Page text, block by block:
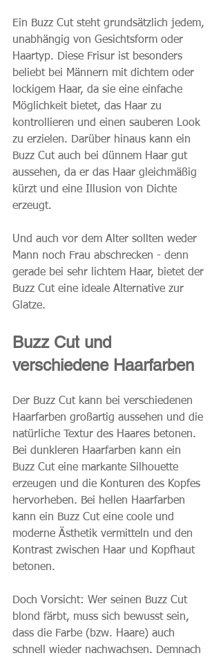
Ein Buzz Cut steht grundsätzlich jedem,
unabhängig von Gesichtsform oder
Haartyp. Diese Frisur ist besonders
beliebt bei Männern mit dichtem oder
lockigem Haar, da sie eine einfache
Möglichkeit bietet, das Haar zu
kontrollieren und einen sauberen Look
zu erzielen. Darüber hinaus kann ein
Buzz Cut auch bei dünnem Haar gut
aussehen, da er das Haar gleichmäßig
kürzt und eine Illusion von Dichte
erzeugt.
Und auch vor dem Alter sollten weder
Mann noch Frau abschrecken - denn
gerade bei sehr lichtem Haar, bietet der
Buzz Cut eine ideale Alternative zur
Glatze.
Buzz Cut und
verschiedene Haarfarben
Der Buzz Cut kann bei verschiedenen
Haarfarben großartig aussehen und die
natürliche Textur des Haares betonen.
Bei dunkleren Haarfarben kann ein
Buzz Cut eine markante Silhouette
erzeugen und die Konturen des Kopfes
hervorheben. Bei hellen Haarfarben
kann ein Buzz Cut eine coole und
moderne Ästhetik vermitteln und den
Kontrast zwischen Haar und Kopfhaut
betonen.
Doch Vorsicht: Wer seinen Buzz Cut
blond färbt, muss sich bewusst sein,
dass die Farbe (bzw. Haare) auch
schnell wieder nachwachsen. Demnach